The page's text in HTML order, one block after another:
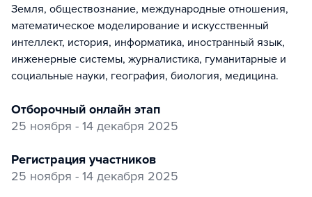
Земля, обществознание, международные отношения,
математическое моделирование и искусственный
интеллект, история, информатика, иностранный язык,
инженерные системы, журналистика, гуманитарные и
социальные науки, география, биология, медицина.
отборочный онлайн этап
25 ноября - 14 декабря 2025
регистрация участников
25 ноября - 14 декабря 2025